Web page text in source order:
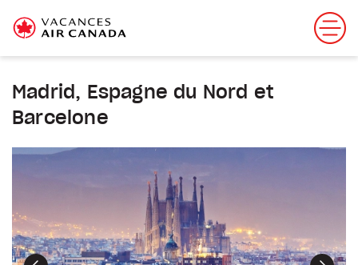
Madrid, Espagne du Nord et
Barcelone